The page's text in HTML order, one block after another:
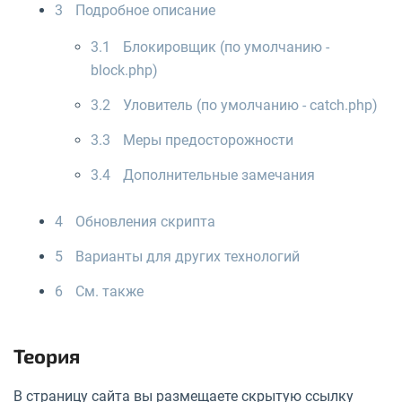
3 Подробное описание
3.1
Блокировщик (по умолчанию -
block.php)
3.2 Уловитель (по умолчанию - catch.php)
3.3 Меры предосторожности
3.4 Дополнительные замечания
4 Обновления скрипта
5 Варианты для других технологий
6 См. также
Теория
В страницу сайта вы размещаете скрытую ссылку